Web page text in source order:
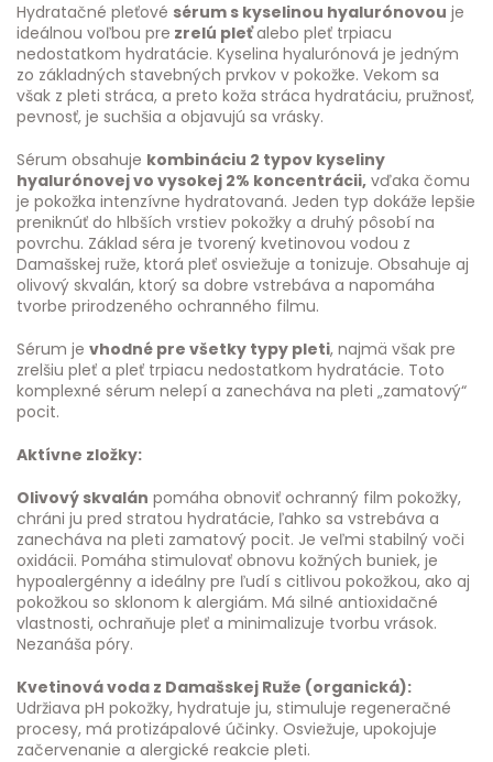
Hydratačné pleťové sérum s kyselinou hyalurónovou je
ideálnou voľbou pre zrelú pleťalebo pleť trpiacu
nedostatkom hydratácie. Kyselina hyalurónová je jedným
zo základných stavebných prvkov v pokožke. Vekom sa
však z pleti stráca, a preto koža stráca hydratáciu, pružnosť,
pevnosť, je suchšia a objavujú sa vrásky.
Sérum obsahuje kombináciu 2 typov kyseliny
hyalurónovej vo vysokej 2% koncentrácii, vďaka čomu
je pokožka intenzívne hydratovaná. Jeden typ dokáže lepšie
preniknúť do hlbších vrstiev pokožky a druhý pôsobí na
povrchu. Základ séra je tvorený kvetinovou vodou z
Damašskej ruže, ktorá pleť osviežuje a tonizuje. Obsahuje aj
olivový skvalán, ktorý sa dobre vstrebáva a napomáha
tvorbe prirodzeného ochranného filmu.
Sérum je vhodné pre všetky typy pleti, najmä však pre
zrelšiu pleť a pleť trpiacu nedostatkom hydratácie. Toto
komplexné sérum nelepí a zanecháva na pleti „zamatový“
pocit.
Aktívne zložky:
Olivový skvalán pomáha obnoviť ochranný film pokožky,
chráni ju pred stratou hydratácie, ľahko sa vstrebáva a
zanecháva na pleti zamatový pocit. Je veľmi stabilný voči
oxidácii. Pomáha stimulovať obnovu kožných buniek, je
hypoalergénny a ideálny pre ľudí s citlivou pokožkou, ako aj
pokožkou so sklonom k alergiám. Má silné antioxidačné
vlastnosti, ochraňuje pleť a minimalizuje tvorbu vrások.
Nezanáša póry.
Kvetinová voda z Damašskej Ruže (organická):
Udržiava pH pokožky, hydratuje ju, stimuluje regeneračné
procesy, má protizápalové účinky. Osviežuje, upokojuje
začervenanie a alergické reakcie pleti.